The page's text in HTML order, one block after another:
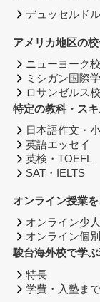
デュッセルド
アメリカ地区の
ニューヨーク校
ミシガン国際
ロサンゼルス校
特定の教科・ス
日本語作文・
英語エッセイ
英検・TOEFL
SAT・IELTS
オンライン授業
オンライン少
オンライン個
駿台海外校で学
特長
学費・入塾ま